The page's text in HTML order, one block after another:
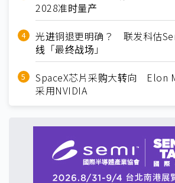
2028准时量产
光进铜退更明确？ 联发科估
线「最终战场」
SpaceX芯片采购大转向 Elon
采用NVIDIA